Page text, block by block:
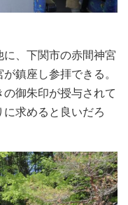
、下関市の赤間神宮
鎮座し参拝できる。
御朱印が授与されて
求めると良いだろ